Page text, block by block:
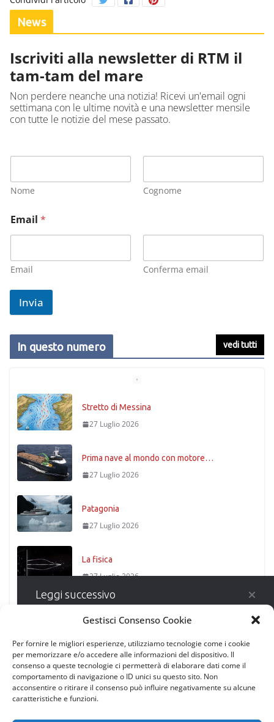
Gestisci Consenso Cookie
Per fornire le migliori esperienze, utilizziamo tecnologie come i cookie
per memorizzare e/o accedere alle informazioni del dispositivo. Il
consenso a queste tecnologie ci permetterà di elaborare dati come il
comportamento di navigazione o ID unici su questo sito. Non
acconsentire o ritirare il consenso può influire negativamente su alcune
caratteristiche e funzioni.
News
Iscriviti alla newsletter di RTM il
tam-tam del mare
Non perdere neanche una notizia! Ricevi un'email ogni
settimana con le ultime novità e una newsletter mensile
con tutte le notizie del mese passato.
Nome Cognome
Email *
Email Conferma email
Invia
In questo numero vedi tutti
Stretto di Messina
27 Luglio 2026
Prima nave al mondo con motore…
27 Luglio 2026
Patagonia
27 Luglio 2026
La fisica
27 Luglio 2026
27 Luglio 2026
Leggi successivo
A-23A, il mega-iceberg antartico
ha alimentato un’esplosione di
fitoplancton nell’Atlantico